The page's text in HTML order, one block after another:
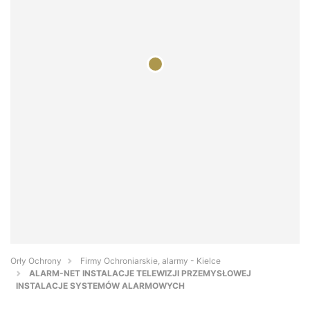
Orły Ochrony
Firmy Ochroniarskie, alarmy - Kielce
ALARM-NET INSTALACJE TELEWIZJI PRZEMYSŁOWEJ
INSTALACJE SYSTEMÓW ALARMOWYCH